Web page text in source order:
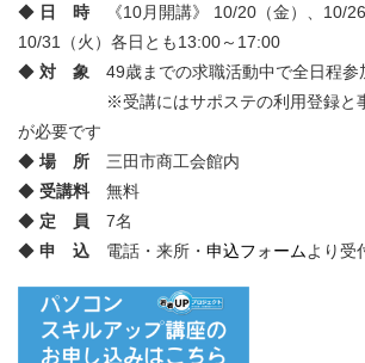
◆ 日 時 《10月開講》 10/20（金）、10/26
10/31（火）各日とも13:00～17:00
◆ 対 象 49歳までの求職活動中で全日程参
※受講にはサポステの利用登録と事
が必要です
◆ 場 所 三田市商工会館内
◆ 受講料 無料
◆ 定 員 7名
◆ 申 込 電話・来所・ 申込フォームより受